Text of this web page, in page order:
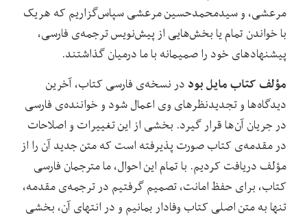
مرعشی، و سیدمحمدحسین مرعشی سپاس‌گزاریم که هریک
با خواندن تمام یا بخش‌هایی از پیش‌نویس ترجمه‌ی فارسی،
پیشنهادهای خود را صمیمانه با ما درمیان گذاشتند.
مؤلف کتاب مایل بود در نسخه‌ی فارسی کتاب، آخرین
دیدگاه‌ها و تجدیدنظرهای وی اعمال شود و خواننده‌ی فارسی
در جریان آن‌ها قرار گیرد. بخشی از این تغییرات و اصلاحات
در مقدمه‌ی کتاب صورت پذیرفته است که متن جدید آن را از
مؤلف دریافت کردیم. با تمام این احوال، ما مترجمان فارسی
کتاب، برای حفظ امانت، تصمیم گرفتیم در ترجمه‌ی مقدمه،
تنها به متن اصلی کتاب وفادار بمانیم و در انتهای آن، بخشی